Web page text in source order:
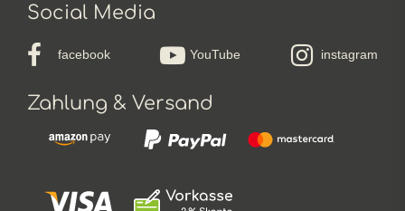
Social Media
facebook YouTube instagram
Zahlung & Versand